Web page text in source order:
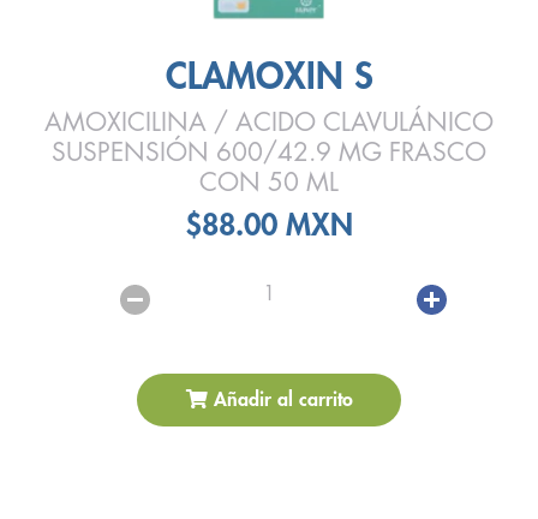
CLAMOXIN S
AMOXICILINA / ACIDO CLAVULÁNICO
SUSPENSIÓN 600/42.9 MG FRASCO
CON 50 ML
$88.00 MXN
1
Añadir al carrito